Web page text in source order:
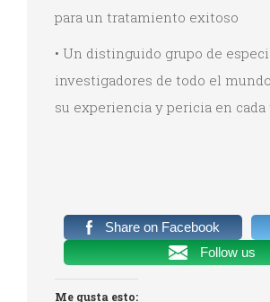
para un tratamiento exitoso
• Un distinguido grupo de
investigadores de todo el
su experiencia y pericia en cada
Share on Facebook
Follow us
Me gusta esto: